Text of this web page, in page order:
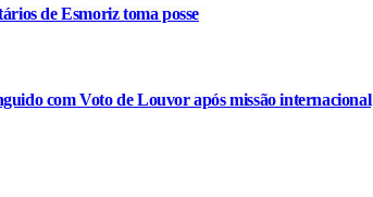
de Esmoriz toma posse
com Voto de Louvor após missão internacional